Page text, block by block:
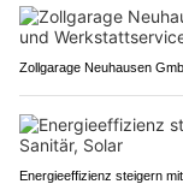
Zollgarage Neuhausen
Energieeffizienz steigern